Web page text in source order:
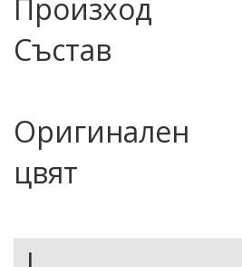
Произход
Състав
Оригинален
цвят